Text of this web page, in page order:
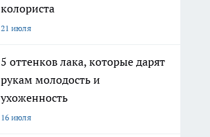
колориста
21 июля
5 оттенков лака, которые дарят
рукам молодость и
ухоженность
16 июля